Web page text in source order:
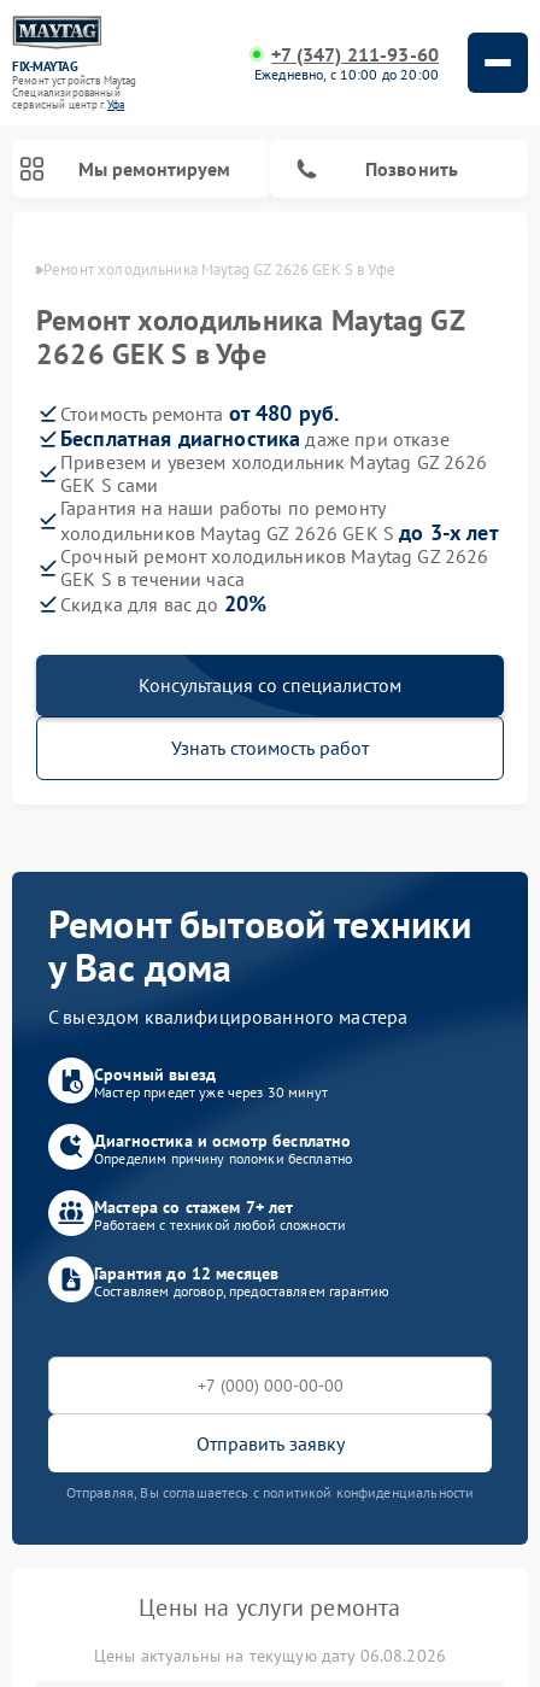
FIX-MAYTAG
Ремонт устройств Maytag
Специализированный
cервисный центр г.Уфа
+7 (347) 211-93-60
Ежедневно, с 10:00 до 20:00
Мы ремонтируем Позвонить
Уфе Ремонт холодильника Maytag GZ 2626 GEK S в Уфе
Ремонт холодильника Maytag GZ
2626 GEK S в Уфе
Стоимость ремонта от 480 руб.
Бесплатная диагностика даже при отказе
Привезем и увезем холодильник Maytag GZ 2626
GEK S сами
Гарантия на наши работы по ремонту
холодильников Maytag GZ 2626 GEK Sдо 3-х лет
Срочный ремонт холодильников Maytag GZ 2626
GEK S в течении часа
Скидка для вас до 20%
Консультация со специалистом
Узнать стоимость работ
Ремонт бытовой техники
у Вас дома
С выездом квалифицированного мастера
Срочный выезд
Мастер приедет уже через 30 минут
Диагностика и осмотр бесплатно
Определим причину поломки бесплатно
Мастера со стажем 7+ лет
Работаем с техникой любой сложности
Гарантия до 12 месяцев
Составляем договор, предоставляем гарантию
Отправить заявку
Отправляя, Вы соглашаетесь с политикой конфиденциальности
Цены на услуги ремонта
Цены актуальны на текущую дату 06.08.2026